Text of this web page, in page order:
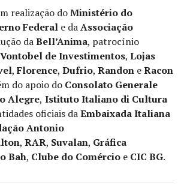
realização doMinistério do
Federal e daAssociação
daBell’Anima, patrocínio
de Investimentos,Lojas
,Florence,Dufrio,Randon eRacon
do apoio do Consolato Generale
Alegre, Istituto Italiano di Cultura
oficiais daEmbaixada Italiana
Antonio
,RAR, Suvalan, Gráfica
Bah, Clube do Comércio e CIC BG.